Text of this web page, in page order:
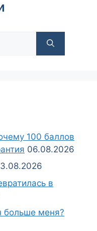
100 баллов
06.08.2026
в
меня?